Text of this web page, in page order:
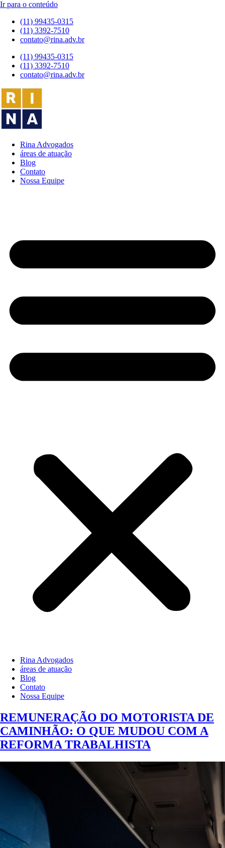
Ir para o conteúdo
(11) 99435-0315
(11) 3392-7510
contato@rina.adv.br
(11) 99435-0315
(11) 3392-7510
contato@rina.adv.br
Rina Advogados
áreas de atuação
Blog
Contato
Nossa Equipe
Rina Advogados
áreas de atuação
Blog
Contato
Nossa Equipe
REMUNERAÇÃO DO MOTORISTA DE
CAMINHÃO: O QUE MUDOU COM A
REFORMA TRABALHISTA